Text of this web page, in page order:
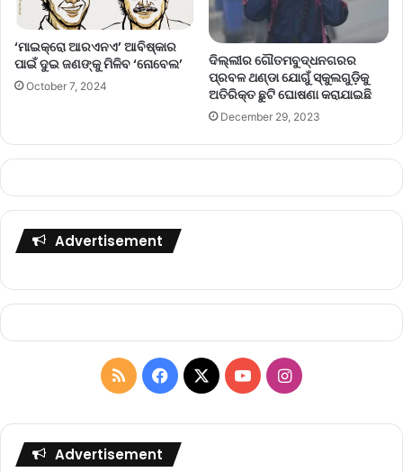
‘ମାଇକ୍ରୋ ଆରଏନଏ’ ଆବିଷ୍କାର
ପାଇଁ ଦୁଇ ଜଣଙ୍କୁ ମିଳିବ ‘ନୋବେଲ’
October 7, 2024
ଦିଲ୍ଲୀର ଗୌତମବୁଦ୍ଧନଗରର
ପ୍ରବଳ ଥଣ୍ଡା ଯୋଗୁଁ ସ୍କୁଲଗୁଡ଼ିକୁ
ଅତିରିକ୍ତ ଛୁଟି ଘୋଷଣା କରାଯାଇଛି
December 29, 2023
Advertisement
R
S
F
c
X
Y
I
Advertisement